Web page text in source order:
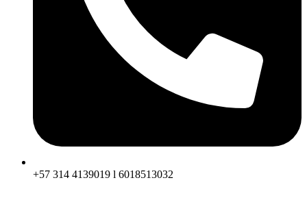
+57 314 4139019 l 6018513032